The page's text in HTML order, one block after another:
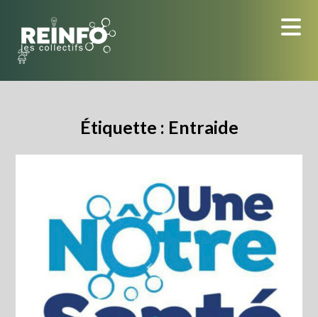
content
Étiquette : Entraide